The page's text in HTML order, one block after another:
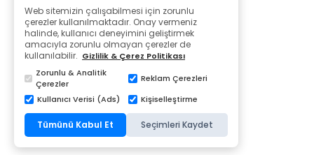
Web sitemizin çalışabilmesi için zorunlu
çerezler kullanılmaktadır. Onay vermeniz
halinde, kullanıcı deneyimini geliştirmek
amacıyla zorunlu olmayan çerezler de
kullanılabilir. Gizlilik & Çerez Politikası
Zorunlu & Analitik
Çerezler
Reklam Çerezleri
Kullanıcı Verisi (Ads)
Kişiselleştirme
Tümünü Kabul Et Seçimleri Kaydet